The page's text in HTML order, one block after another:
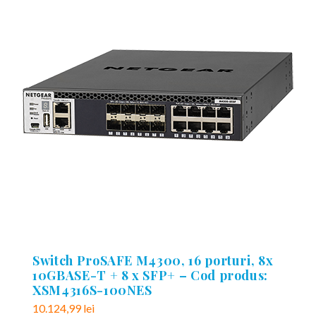
Switch ProSAFE M4300, 16 porturi, 8x
10GBASE-T + 8 x SFP+ – Cod produs:
XSM4316S-100NES
10.124,99lei